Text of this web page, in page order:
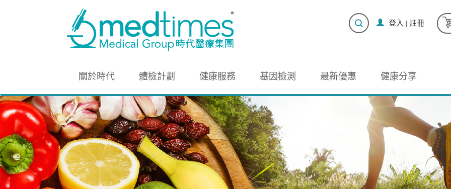
登入 | 註冊
關於時代 體檢計劃 健康服務 基因檢測 最新優惠 健康分享